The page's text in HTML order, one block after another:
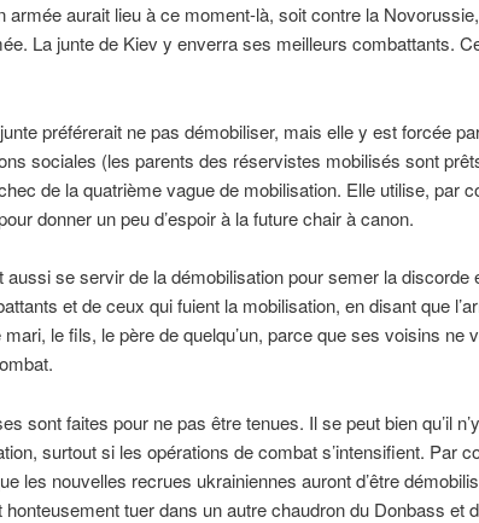
armée aurait lieu à ce moment-là, soit contre la
La junte de Kiev y enverra ses meilleurs combattants.
préférerait ne pas démobiliser, mais elle y est forcée
sociales (les parents des réservistes mobilisés sont
de la quatrième vague de mobilisation. Elle utilise, par
donner un peu d’espoir à la future chair à canon.
aussi se servir de la démobilisation pour semer la discorde
et de ceux qui fuient la mobilisation, en disant que
le fils, le père de quelqu’un, parce que ses voisins ne
sont faites pour ne pas être tenues. Il se peut bien qu’il
surtout si les opérations de combat s’intensifient. Par
les nouvelles recrues ukrainiennes auront d’être
tuer dans un autre chaudron du Donbass et